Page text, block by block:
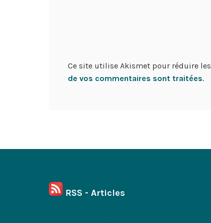
Ce site utilise Akismet pour réduire
de vos commentaires sont traitées.
RSS - Articles